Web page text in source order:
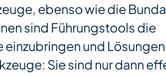
ebenso wie die
sind Führungstools die
und Lösungen
Sie sind nur dann